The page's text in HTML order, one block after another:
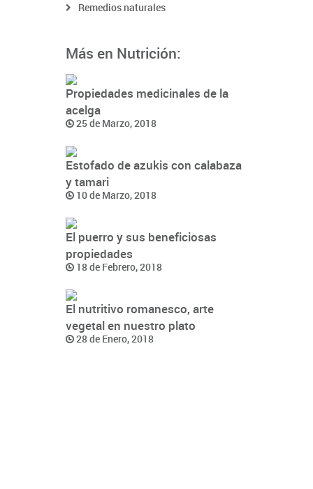
Remedios naturales
Más en Nutrición:
Propiedades medicinales de la
acelga
25 de Marzo, 2018
Estofado de azukis con calabaza
y tamari
10 de Marzo, 2018
El puerro y sus beneficiosas
propiedades
18 de Febrero, 2018
El nutritivo romanesco, arte
vegetal en nuestro plato
28 de Enero, 2018